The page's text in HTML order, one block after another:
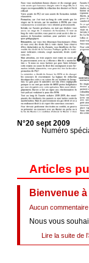
N°20 sept 2009
Numéro
Articles
Bienvenue à
Aucun commentaire
Nous vous
Lire la suite de